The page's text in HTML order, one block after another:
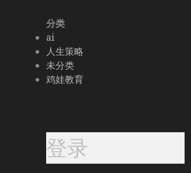
分类
ai
人生策略
未分类
鸡娃教育
登录